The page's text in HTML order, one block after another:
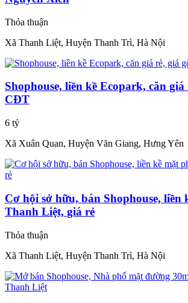
Thỏa thuận
Xã Thanh Liệt, Huyện Thanh Trì, Hà Nội
Shophouse, liền kề Ecopark, căn giá
CĐT
6 tỷ
Xã Xuân Quan, Huyện Văn Giang, Hưng Yên
Cơ hội sở hữu, bán Shophouse, liền
Thanh Liệt, giá rẻ
Thỏa thuận
Xã Thanh Liệt, Huyện Thanh Trì, Hà Nội